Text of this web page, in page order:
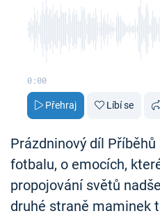
0:00
Přehraj Líbí se
Prázdninový díl
fotbalu, o emocích,
propojování světů
druhé straně maminek